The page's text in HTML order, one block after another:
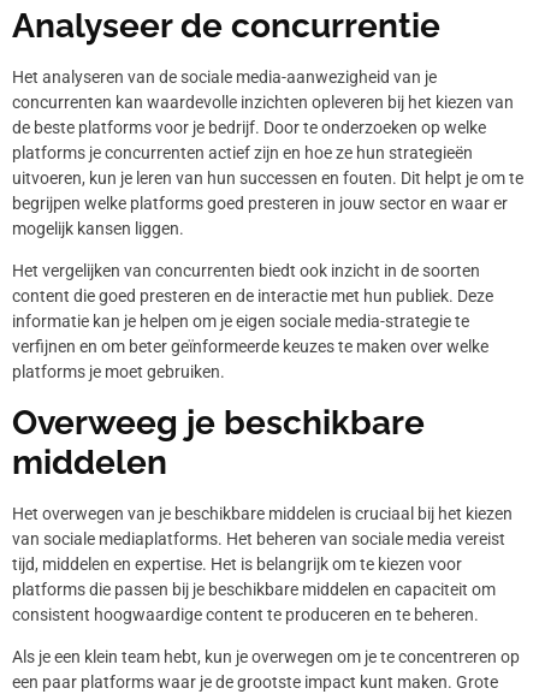
Analyseer de concurrentie
Het analyseren van de sociale media-aanwezigheid van je
concurrenten kan waardevolle inzichten opleveren bij het kiezen van
de beste platforms voor je bedrijf. Door te onderzoeken op welke
platforms je concurrenten actief zijn en hoe ze hun strategieën
uitvoeren, kun je leren van hun successen en fouten. Dit helpt je om te
begrijpen welke platforms goed presteren in jouw sector en waar er
mogelijk kansen liggen.
Het vergelijken van concurrenten biedt ook inzicht in de soorten
content die goed presteren en de interactie met hun publiek. Deze
informatie kan je helpen om je eigen sociale media-strategie te
verfijnen en om beter geïnformeerde keuzes te maken over welke
platforms je moet gebruiken.
Overweeg je beschikbare
middelen
Het overwegen van je beschikbare middelen is cruciaal bij het kiezen
van sociale mediaplatforms. Het beheren van sociale media vereist
tijd, middelen en expertise. Het is belangrijk om te kiezen voor
platforms die passen bij je beschikbare middelen en capaciteit om
consistent hoogwaardige content te produceren en te beheren.
Als je een klein team hebt, kun je overwegen om je te concentreren op
een paar platforms waar je de grootste impact kunt maken. Grote